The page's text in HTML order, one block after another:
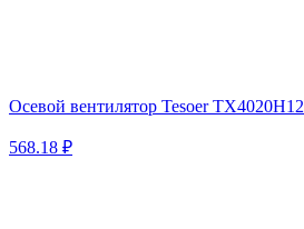
Осевой вентилятор Tesoer
568.18 ₽